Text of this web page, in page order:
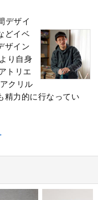
デザイ
どイベ
ザイン
り自身
トリエ
クリル
精力的に行なってい